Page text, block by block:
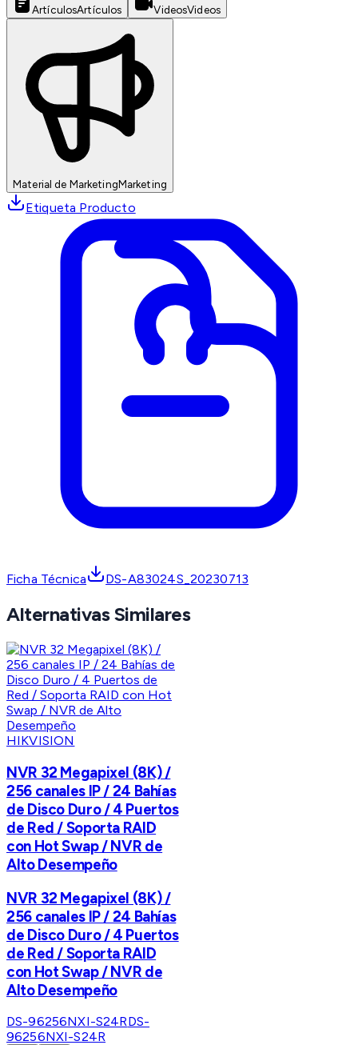
ArtículosArtículos VideosVideos
Material de MarketingMarketing
Etiqueta Producto
Ficha Técnica DS-A83024S_20230713
Alternativas Similares
HIKVISION
NVR 32 Megapixel (8K) /
256 canales IP / 24 Bahías
de Disco Duro / 4 Puertos
de Red / Soporta RAID
con Hot Swap / NVR de
Alto Desempeño
NVR 32 Megapixel (8K) /
256 canales IP / 24 Bahías
de Disco Duro / 4 Puertos
de Red / Soporta RAID
con Hot Swap / NVR de
Alto Desempeño
DS-96256NXI-S24RDS-
96256NXI-S24R